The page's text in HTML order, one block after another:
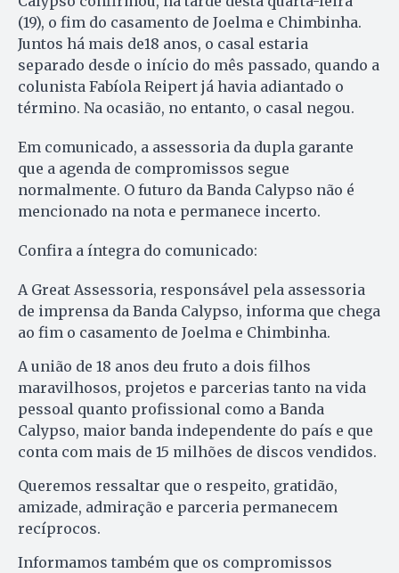
(19), o fim do casamento de Joelma e Chimbinha.
Juntos há mais de18 anos, o casal estaria
separado desde o início do mês passado, quando a
colunista Fabíola Reipert já havia adiantado o
término. Na ocasião, no entanto, o casal negou.
Em comunicado, a assessoria da dupla garante
que a agenda de compromissos segue
normalmente. O futuro da Banda Calypso não é
mencionado na nota e permanece incerto.
Confira a íntegra do comunicado:
A Great Assessoria, responsável pela assessoria
de imprensa da Banda Calypso, informa que chega
ao fim o casamento de Joelma e Chimbinha.
A união de 18 anos deu fruto a dois filhos
maravilhosos, projetos e parcerias tanto na vida
pessoal quanto profissional como a Banda
Calypso, maior banda independente do país e que
conta com mais de 15 milhões de discos vendidos.
Queremos ressaltar que o respeito, gratidão,
amizade, admiração e parceria permanecem
recíprocos.
Informamos também que os compromissos